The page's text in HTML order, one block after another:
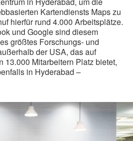
Kartendiensts Maps zu
hierfür rund 4.000 Arbeitsplätze.
und Google sind diesem
größtes Forschungs- und
der USA, das auf
13.000 Mitarbeitern Platz bietet,
in Hyderabad –